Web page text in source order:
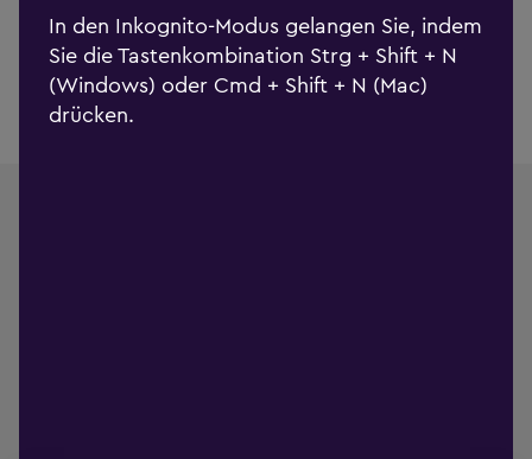
Zum Jahresbericht 2025
In den Inkognito-Modus gelangen Sie, indem
Sie die Tastenkombination Strg + Shift + N
(Windows) oder Cmd + Shift + N (Mac)
drücken.